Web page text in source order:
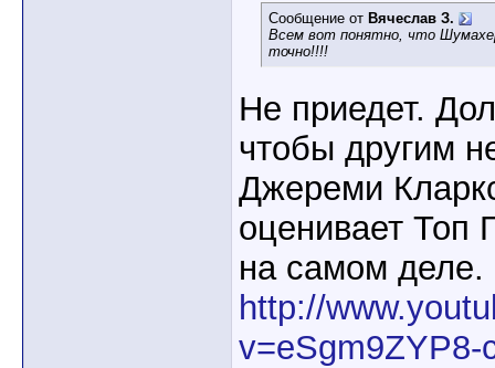
Сообщение от Вячеслав З.
Всем вот понятно, что
точно!!!!
Не приедет.
чтобы другим
Джереми
оценивает Топ
на самом деле.
http://
v=eSgm9ZYP8-